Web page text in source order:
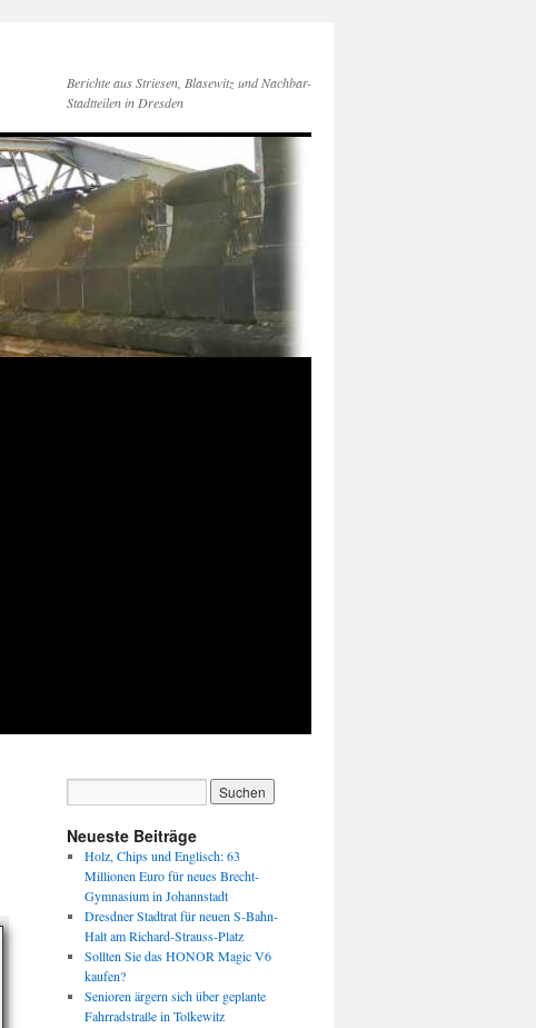
Berichte aus Striesen, Blasewitz und Nachbar-
Stadtteilen in Dresden
Neueste Beiträge
Holz, Chips und Englisch: 63
Millionen Euro für neues Brecht-
Gymnasium in Johannstadt
Dresdner Stadtrat für neuen S-Bahn-
Halt am Richard-Strauss-Platz
Sollten Sie das HONOR Magic V6
kaufen?
Senioren ärgern sich über geplante
Fahrradstraße in Tolkewitz